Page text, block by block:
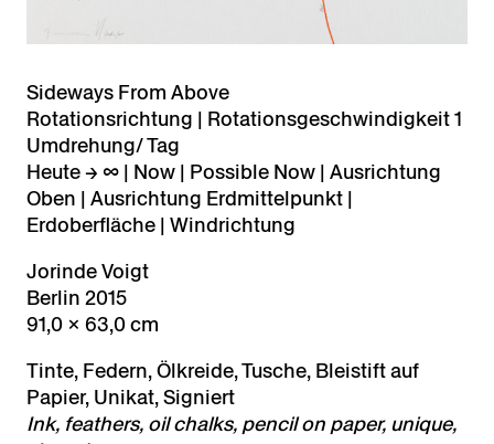
Sideways From Above
Rotationsrichtung | Rotationsgeschwindigkeit 1
Umdrehung/ Tag
Heute → ∞ | Now | Possible Now | Ausrichtung
Oben | Ausrichtung Erdmittelpunkt |
Erdoberfläche | Windrichtung
Jorinde Voigt
Berlin 2015
91,0 × 63,0 cm
Tinte, Federn, Ölkreide, Tusche, Bleistift auf
Papier, Unikat, Signiert
Ink, feathers, oil chalks, pencil on paper, unique,